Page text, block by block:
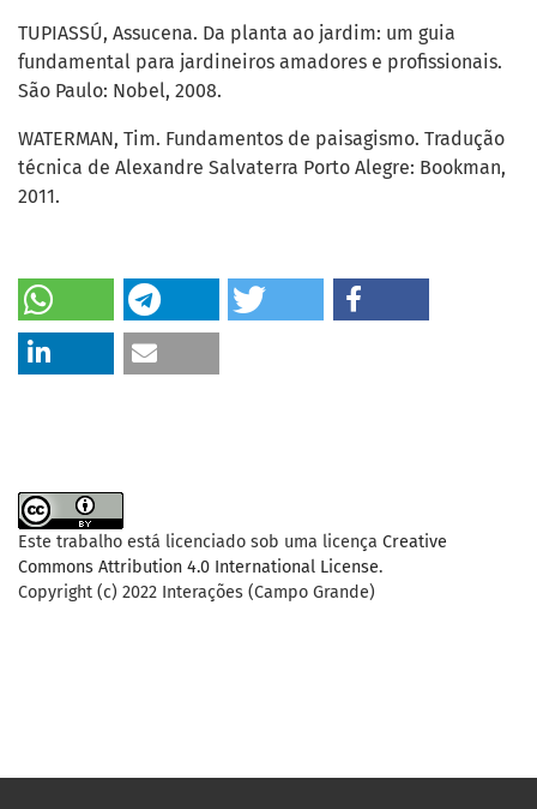
TUPIASSÚ, Assucena. Da planta ao jardim: um guia
fundamental para jardineiros amadores e profissionais.
São Paulo: Nobel, 2008.
WATERMAN, Tim. Fundamentos de paisagismo. Tradução
técnica de Alexandre Salvaterra Porto Alegre: Bookman,
2011.
Este trabalho está licenciado sob uma licença Creative
Commons Attribution 4.0 International License.
Copyright (c) 2022 Interações (Campo Grande)